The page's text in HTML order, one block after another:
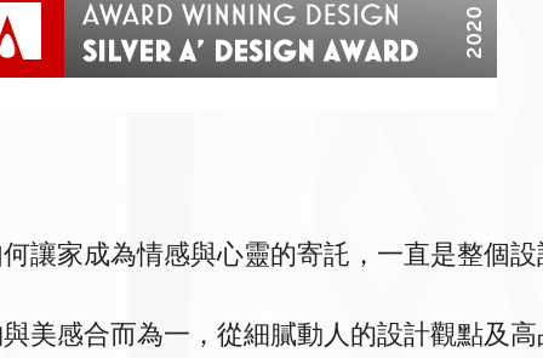
讓家成為情感與心靈的寄託，一直是整個
美感合而為一，從細膩動人的設計觀點及